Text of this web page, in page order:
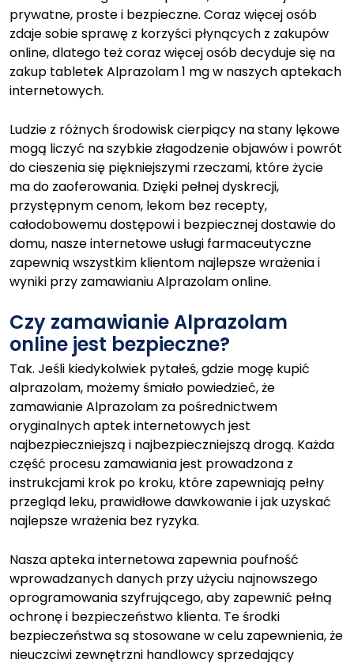
prywatne, proste i bezpieczne. Coraz więcej osób
zdaje sobie sprawę z korzyści płynących z zakupów
online, dlatego też coraz więcej osób decyduje się na
zakup tabletek Alprazolam 1 mg w naszych aptekach
internetowych.
Ludzie z różnych środowisk cierpiący na stany lękowe
mogą liczyć na szybkie złagodzenie objawów i powrót
do cieszenia się piękniejszymi rzeczami, które życie
ma do zaoferowania. Dzięki pełnej dyskrecji,
przystępnym cenom, lekom bez recepty,
całodobowemu dostępowi i bezpiecznej dostawie do
domu, nasze internetowe usługi farmaceutyczne
zapewnią wszystkim klientom najlepsze wrażenia i
wyniki przy zamawianiu Alprazolam online.
Czy zamawianie Alprazolam
online jest bezpieczne?
Tak. Jeśli kiedykolwiek pytałeś, gdzie mogę kupić
alprazolam, możemy śmiało powiedzieć, że
zamawianie Alprazolam za pośrednictwem
oryginalnych aptek internetowych jest
najbezpieczniejszą i najbezpieczniejszą drogą. Każda
część procesu zamawiania jest prowadzona z
instrukcjami krok po kroku, które zapewniają pełny
przegląd leku, prawidłowe dawkowanie i jak uzyskać
najlepsze wrażenia bez ryzyka.
Nasza apteka internetowa zapewnia poufność
wprowadzanych danych przy użyciu najnowszego
oprogramowania szyfrującego, aby zapewnić pełną
ochronę i bezpieczeństwo klienta. Te środki
bezpieczeństwa są stosowane w celu zapewnienia, że
nieuczciwi zewnętrzni handlowcy sprzedający